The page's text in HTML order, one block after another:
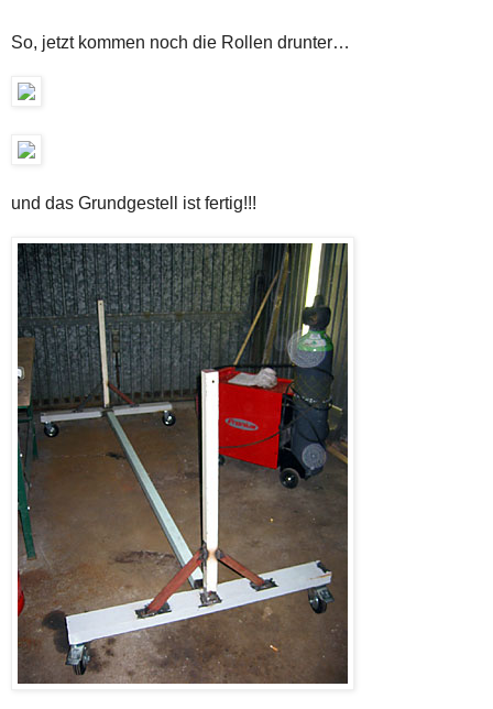
So, jetzt kommen noch die Rollen drunter…
und das Grundgestell ist fertig!!!